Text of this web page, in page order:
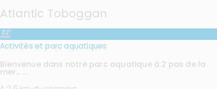
Atlantic Toboggan
Activités et parc aquatiques
Bienvenue dans notre parc aquatique à 2 pas de la
mer… ...